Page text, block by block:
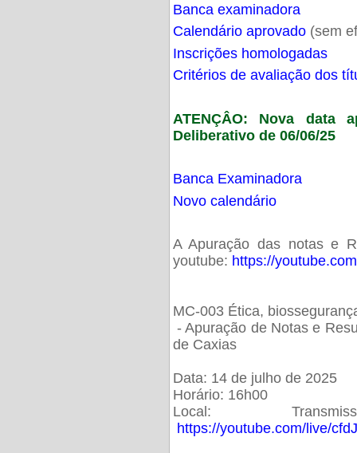
Banca examinadora
Calendário aprovado(sem
Inscrições homologadas
Critérios de avaliação dos
ATENÇÂO: Nova data
Deliberativo de 06/06/25
Banca Examinadora
Novo calendário
A Apuração das notas e
youtube: https://
MC-003 Ética,
- Apuração de Notas e
de Caxias
Data: 14 de julho de 2025
Horário: 16h00
Local:
https://youtube.com/live/